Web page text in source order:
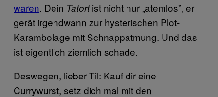
waren. Dein Tatortist nicht nur „atemlos”, er
gerät irgendwann zur hysterischen Plot-
Karambolage mit Schnappatmung. Und das
ist eigentlich ziemlich schade.
Deswegen, lieber Til: Kauf dir eine
Currywurst, setz dich mal mit den